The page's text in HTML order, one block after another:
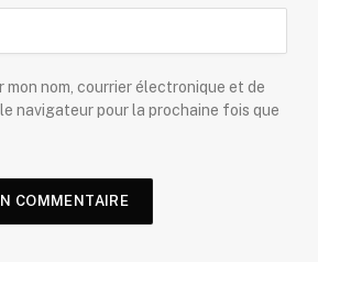
mon nom, courrier électronique et de
navigateur pour la prochaine fois que